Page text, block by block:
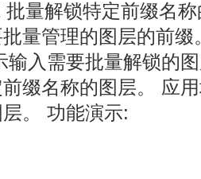
量解锁特定前缀名
量管理的图层的前
输入需要批量解锁的
缀名称的图层。 应
。 功能演示: